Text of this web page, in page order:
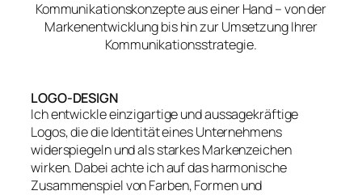
Kommunikationskonzepte aus einer Hand – von der
Markenentwicklung bis hin zur Umsetzung Ihrer
Kommunikationsstrategie.
LOGO-DESIGN
Ich entwickle einzigartige und aussagekräftige
Logos, die die Identität eines Unternehmens
widerspiegeln und als starkes Markenzeichen
wirken. Dabei achte ich auf das harmonische
Zusammenspiel von Farben, Formen und